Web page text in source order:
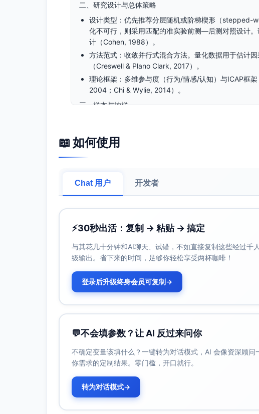
二、研究设计与总体策略
设计类型：优先推荐分层随机或阶梯楔形（stepped-
化不可行，则采用匹配的准实验前测—后测对照设计
计（Cohen, 1988）。
方法范式：收敛并行式混合方法。量化数据用于估计
（Creswell & Plano Clark, 2017）。
理论框架：多维参与度（行为/情感/认知）与ICAP框
2004；Chi & Wylie, 2014）。
三、样本与抽样
抽样策略：按学校/年级/学科分层，班级为集群，随机
目标检测中等效应（d≈0.30）时，需≥24个班级，每
票）、高质量提问与等待时间、结构化小组讨论、形
（对齐ICAP原则；Chi & Wylie, 2014）。
保真度（Fidelity of Implementation, FOI）指标：覆
表与访谈三角互证（Century, Rudnick, & Freeman,
五、数据来源与测量工具（多源三角互证）
学生自陈量表（多维参与度）
合中学与高中）。
行为与情感参与/疏离。
本地化与试测：采用翻译—回译程序，进行认知访
与跨时测量等值性（目标α≥0.70；RMSEA≤0.08，
课堂观察（课堂互动行为生态）
📖 如何使用
Chat 用户 开发者
⚡30秒出活：复制 → 粘贴 → 搞定
与其花几十分钟和AI聊天、试错，不如直接复制这些经过千
级输出。省下来的时间，足够你轻松享受两杯咖啡！
登录后升级终身会员可复制→
💬不会填参数？让 AI 反过来问你
不确定变量该填什么？一键转为对话模式，AI 会像资深顾
你需求的定制结果。零门槛，开口就行。
转为对话模式→